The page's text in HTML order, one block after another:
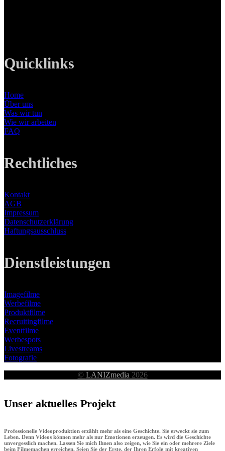
Quicklinks
Home
Über uns
Was wir tun
Wie wir arbeiten
FAQ
Rechtliches
Kontakt
AGB
Impressum
Datenschutzerklärung
Haftungsausschluss
Dienstleistungen
Imagefilme
Werbefilme
Produktfilme
Recruitingfilme
Eventfilme
Werbespots
Livestreams
Fotografie
© LANIZmedia 2026
Unser aktuelles Projekt
Professionelle Videoproduktion erzählt mehr als eine Geschichte. Sie erweckt sie zum
Leben. Denn Videos können mehr als nur Emotionen erzeugen. Es wird die Geschichte
unvergesslich machen. Lassen Sie mich Ihnen also zeigen, wie Sie ein oder mehrere Ziele
beim Filmemachen erreichen. Seien Sie der Erste, der Ihren Erfolg mit kreativen